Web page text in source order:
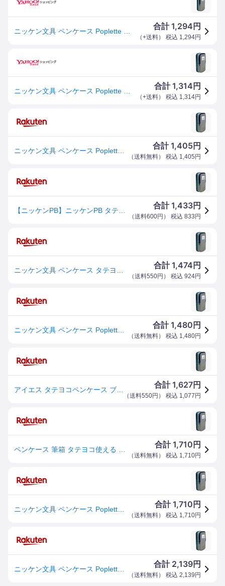
合計1,294 円
（+送料） 税込 1,294円
合計1,314 円
（+送料） 税込 1,314円
合計1,405円
（送料無料） 税込 1,405 円
合計1,433円
（送料600円 ） 税込 833 円
合計1,474 円
（送料550円 ） 税込 924円
合計1,480 円
（送料無料） 税込 1,480円
合計1,627円
（送料550円 ） 税込 1,077 円
合計1,710 円
（送料無料） 税込 1,710円
合計1,710 円
（送料無料） 税込 1,710円
合計 2,139円
（送料無料） 税込 2,139 円